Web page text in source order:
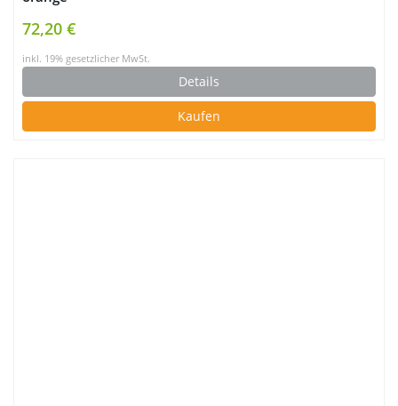
72,20 €
inkl. 19% gesetzlicher MwSt.
Details
Kaufen